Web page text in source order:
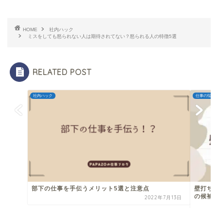
HOME
社内ハック
ミスをしても怒られない人は期待されてない？怒られる人の特徴5選
RELATED POST
社内ハック
部下の仕事を手伝うメリット5選と注意点
2022年7月13日
仕事の悩み
壁打ち
の候補